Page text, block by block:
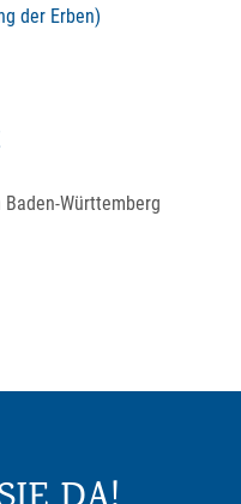
der Erben)
Württemberg